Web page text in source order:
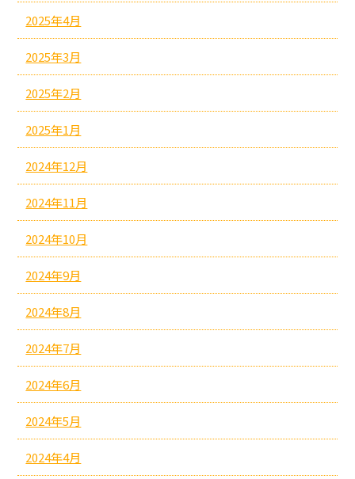
2025年4月
2025年3月
2025年2月
2025年1月
2024年12月
2024年11月
2024年10月
2024年9月
2024年8月
2024年7月
2024年6月
2024年5月
2024年4月